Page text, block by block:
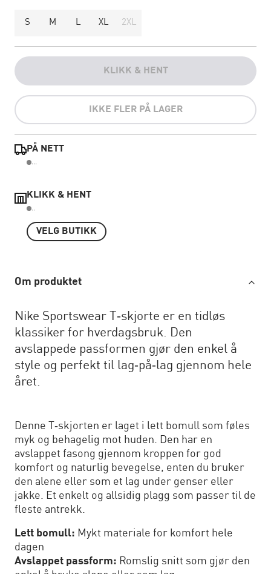
S M L XL 2XL
KLIKK & HENT
IKKE FLER PÅ LAGER
PÅ NETT
...
KLIKK & HENT
..
VELG BUTIKK
Om produktet
Nike Sportswear T‑skjorte er en tidløs
klassiker for hverdagsbruk. Den
avslappede passformen gjør den enkel å
style og perfekt til lag‑på‑lag gjennom hele
året.
Denne T‑skjorten er laget i lett bomull som føles
myk og behagelig mot huden. Den har en
avslappet fasong gjennom kroppen for god
komfort og naturlig bevegelse, enten du bruker
den alene eller som et lag under genser eller
jakke. Et enkelt og allsidig plagg som passer til de
fleste antrekk.
Lett bomull: Mykt materiale for komfort hele
dagen
Avslappet passform: Romslig snitt som gjør den